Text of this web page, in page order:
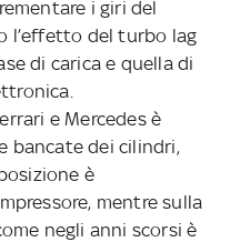
i giri del
l’effetto del turbo lag
di carica e quella di
e Mercedes è
bancate dei cilindri,
è
mentre sulla
negli anni scorsi è